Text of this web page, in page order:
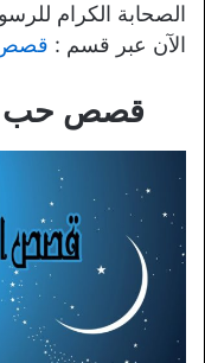
الصحابة الكرام
الآن عبر قسم : قصص
قصص حب